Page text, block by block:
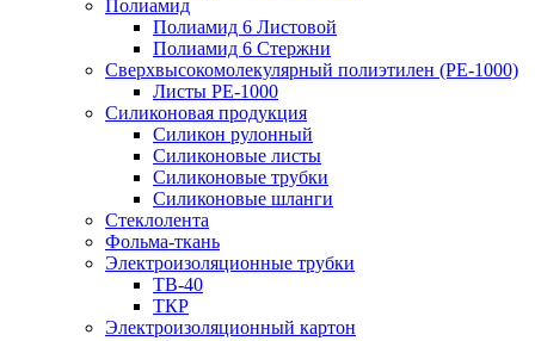
Полиамид
Полиамид 6 Листовой
Полиамид 6 Стержни
Сверхвысокомолекулярный полиэтилен (PE-1000)
Листы РЕ-1000
Силиконовая продукция
Силикон рулонный
Силиконовые листы
Силиконовые трубки
Силиконовые шланги
Стеклолента
Фольма-ткань
Электроизоляционные трубки
ТВ-40
ТКР
Электроизоляционный картон